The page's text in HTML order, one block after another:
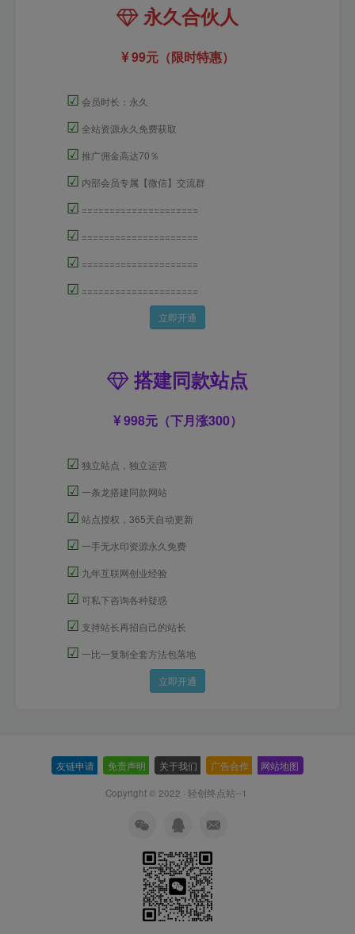
永久合伙人
99元（限时特惠）
☑ 会员时长：永久
☑ 全站资源永久免费获取
☑ 推广佣金高达70％
☑ 内部会员专属【微信】交流群
☑ =====================
☑ =====================
☑ =====================
☑ =====================
立即开通
搭建同款站点
998元（下月涨300）
☑ 独立站点，独立运营
☑ 一条龙搭建同款网站
☑ 站点授权，365天自动更新
☑ 一手无水印资源永久免费
☑ 九年互联网创业经验
☑ 可私下咨询各种疑惑
☑ 支持站长再招自己的站长
☑ 一比一复制全套方法包落地
立即开通
友链申请 免责声明 关于我们 广告合作 网站地图
Copyright © 2022 · 轻创终点站--1